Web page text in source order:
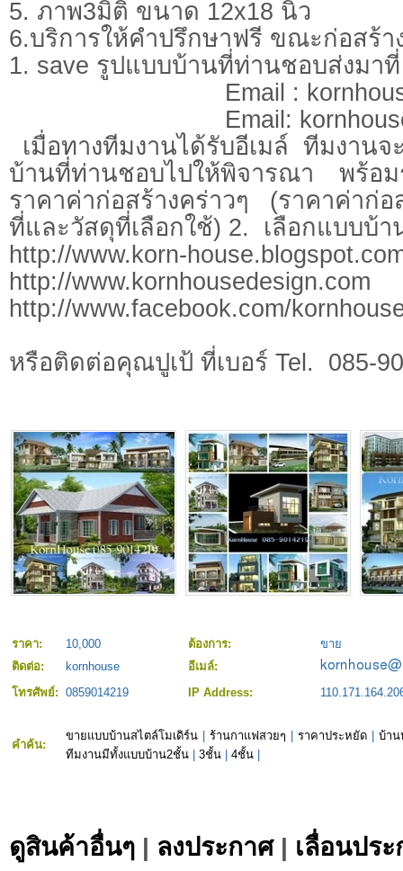
5. ภาพ3มิติ ขนาด 12x18 นิ้ว
6.บริการให้คำปรึกษาฟรี ขณะก่อสร้
1. save รูปแบบบ้านที่ท่านชอบส่งมาที่
Email :
Email:
เมื่อทางทีมงานได้รับอีเมล์ ทีมงานจ
บ้านที่ท่านชอบไปให้พิจารณา พร้อ
ราคาค่าก่อสร้างคร่าวๆ (ราคาค่าก่
ที่และวัสดุที่เลือกใช้) 2. เลือกแบบบ้
http://www.korn-
http://www.kornhousedesign.com
http://
หรือติดต่อคุณปูเป้ ที่เบอร์ Tel. 085-
ราคา: 10,000 ต้องการ:
ขาย
ติดต่อ:
kornhouse
อีเมล์:
โทรศัพย์: 0859014219 IP Address:
คำค้น:
ขายแบบบ้านสไตล์โมเดิร์น ร้านกาแฟสวยๆ ราคาประหยัด| บ้าน
ทีมงานมีทั้งแบบบ้าน2ชั้น
3ชั้น 4ชั้น
ดูสินค้าอื่นๆ | ลงประกาศ| เลื่อนปร